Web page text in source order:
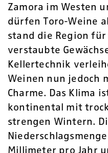
Zamora im Westen
dürfen Toro-Weine
stand die Region
verstaubte
Kellertechnik
Weinen nun jedoch
Charme. Das Klima
kontinental mit
strengen Wintern.
Millimeter pro Jahr